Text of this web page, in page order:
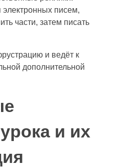
писем,
части, затем писать
и ведёт к
дополнительной
и их